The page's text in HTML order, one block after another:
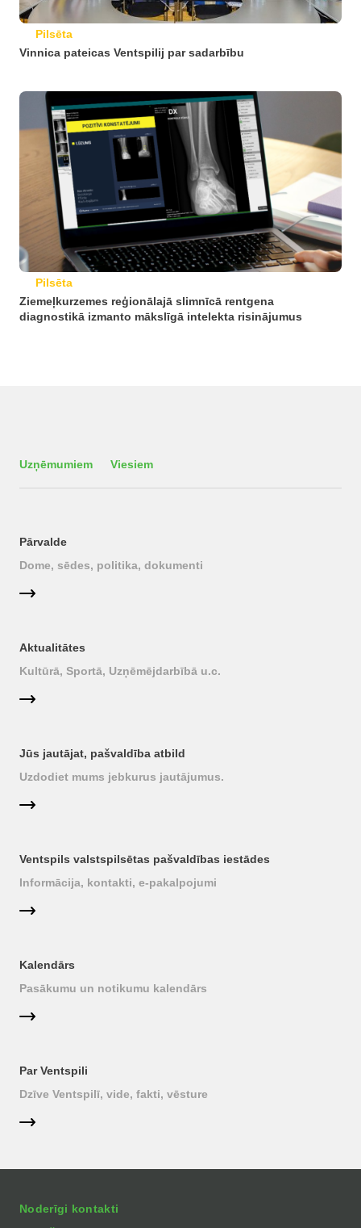
Pilsēta
Vinnica pateicas Ventspilij par sadarbību
Pilsēta
Ziemeļkurzemes reģionālajā slimnīcā rentgena
diagnostikā izmanto mākslīgā intelekta risinājumus
Uzņēmumiem Viesiem
Pārvalde
Dome, sēdes, politika, dokumenti
Aktualitātes
Kultūrā, Sportā, Uzņēmējdarbībā u.c.
Jūs jautājat, pašvaldība atbild
Uzdodiet mums jebkurus jautājumus.
Ventspils valstspilsētas pašvaldības iestādes
Informācija, kontakti, e-pakalpojumi
Kalendārs
Pasākumu un notikumu kalendārs
Par Ventspili
Dzīve Ventspilī, vide, fakti, vēsture
Noderīgi kontakti